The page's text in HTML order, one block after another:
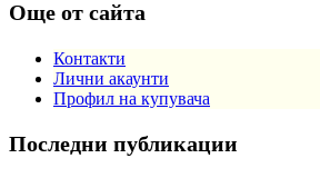
Още от сайта
Контакти
Лични акаунти
Профил на купувача
Последни публикации